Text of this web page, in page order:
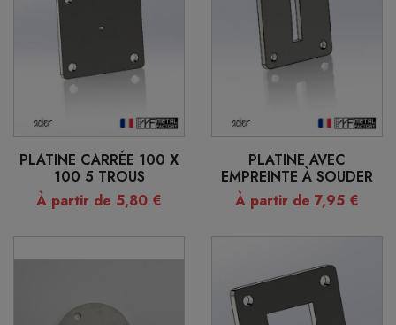
PLATINE CARRÉE 100 X
100 5 TROUS
À partir de 5,80 €
PLATINE AVEC
EMPREINTE À SOUDER
À partir de 7,95 €